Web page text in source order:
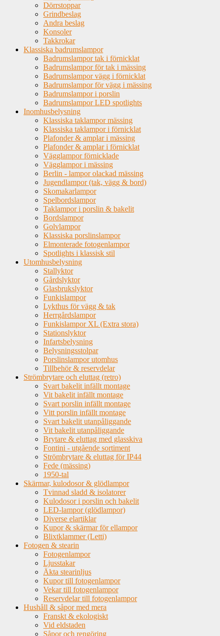
Dörrstoppar
Grindbeslag
Andra beslag
Konsoler
Takkrokar
Klassiska badrumslampor
Badrumslampor tak i förnicklat
Badrumslampor för tak i mässing
Badrumslampor vägg i förnicklat
Badrumslampor för vägg i mässing
Badrumslampor i porslin
Badrumslampor LED spotlights
Inomhusbelysning
Klassiska taklampor mässing
Klassiska taklampor i förnicklat
Plafonder & amplar i mässing
Plafonder & amplar i förnicklat
Vägglampor förnicklade
Vägglampor i mässing
Berlin - lampor olackad mässing
Jugendlampor (tak, vägg & bord)
Skomakarlampor
Spelbordslampor
Taklampor i porslin & bakelit
Bordslampor
Golvlampor
Klassiska porslinslampor
Elmonterade fotogenlampor
Spotlights i klassisk stil
Utomhusbelysning
Stallyktor
Gårdslyktor
Glasbrukslyktor
Funkislampor
Lykthus för vägg & tak
Herrgårdslampor
Funkislampor XL (Extra stora)
Stationslyktor
Infartsbelysning
Belysningsstolpar
Porslinslampor utomhus
Tillbehör & reservdelar
Strömbrytare och eluttag (retro)
Svart bakelit infällt montage
Vit bakelit infällt montage
Svart porslin infällt montage
Vitt porslin infällt montage
Svart bakelit utanpåliggande
Vit bakelit utanpåliggande
Brytare & eluttag med glasskiva
Fontini - utgående sortiment
Strömbrytare & eluttag för IP44
Fede (mässing)
1950-tal
Skärmar, kulodosor & glödlampor
Tvinnad sladd & isolatorer
Kulodosor i porslin och bakelit
LED-lampor (glödlampor)
Diverse elartiklar
Kupor & skärmar för ellampor
Blixtklammer (Letti)
Fotogen & stearin
Fotogenlampor
Ljusstakar
Äkta stearinljus
Kupor till fotogenlampor
Vekar till fotogenlampor
Reservdelar till fotogenlampor
Hushåll & såpor med mera
Franskt & ekologiskt
Vid eldstaden
Såpor och rengöring